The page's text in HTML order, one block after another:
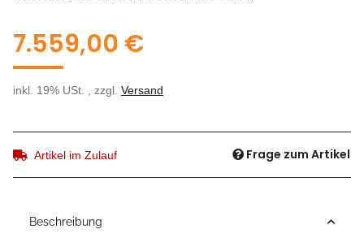
7.559,00 €
inkl. 19% USt. , zzgl. Versand
Artikel im Zulauf Frage zum Artikel
Beschreibung